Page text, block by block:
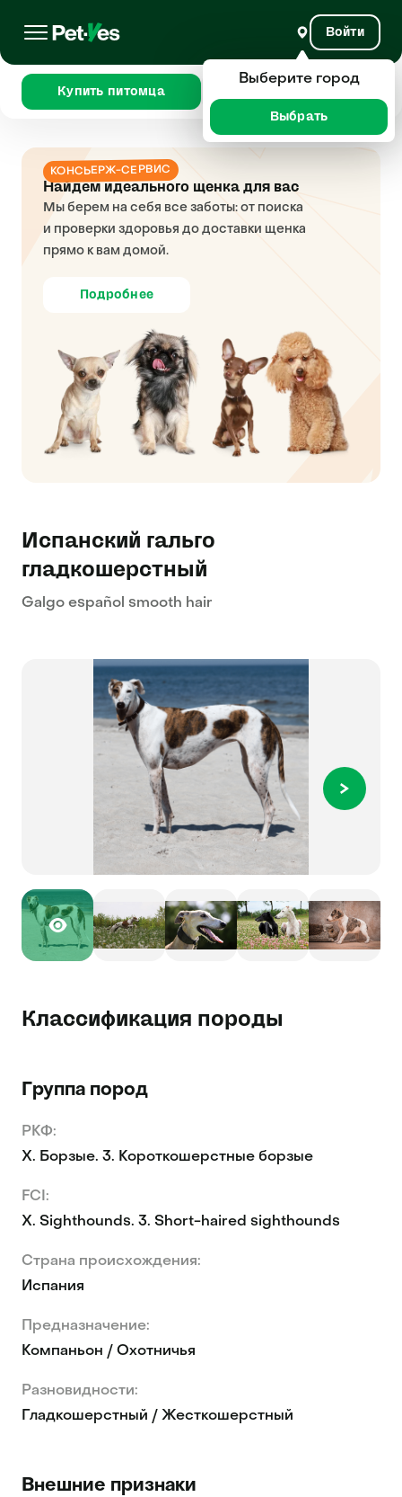
Войти
Купить питомца
КОНСЬЕРЖ-СЕРВИС
Найдем идеального щенка для вас
Мы берем на себя все заботы: от поиска
и проверки здоровья до доставки щенка
прямо к вам домой.
Подробнее
Испанский гальго
гладкошерстный
Galgo español smooth hair
Классификация породы
Группа пород
РКФ:
X. Борзые. 3. Короткошерстные борзые
FCI:
X. Sighthounds. 3. Short-haired sighthounds
Страна происхождения:
Испания
Предназначение:
Компаньон / Охотничья
Разновидности:
Гладкошерстный / Жесткошерстный
Внешние признаки
Выберите город
Выбрать